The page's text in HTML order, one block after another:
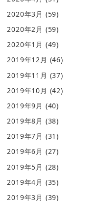
2020年3月 (59)
2020年2月 (59)
2020年1月 (49)
2019年12月 (46)
2019年11月 (37)
2019年10月 (42)
2019年9月 (40)
2019年8月 (38)
2019年7月 (31)
2019年6月 (27)
2019年5月 (28)
2019年4月 (35)
2019年3月 (39)